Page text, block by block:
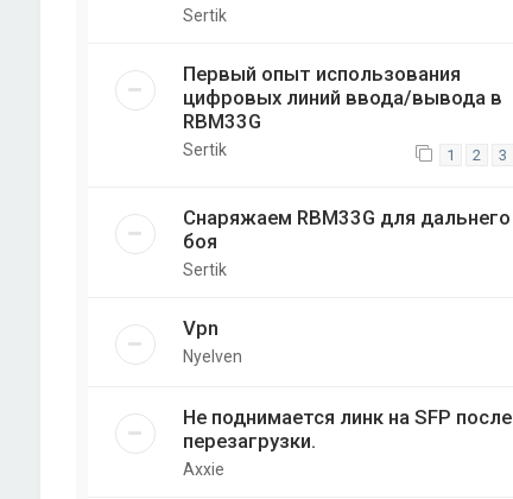
Sertik
Первый опыт использования
цифровых линий ввода/вывода в
RBM33G
Sertik 1 2 3
Снаряжаем RBM33G для дальнего
боя
Sertik
Vpn
Nyelven
Не поднимается линк на SFP после
перезагрузки.
Axxie